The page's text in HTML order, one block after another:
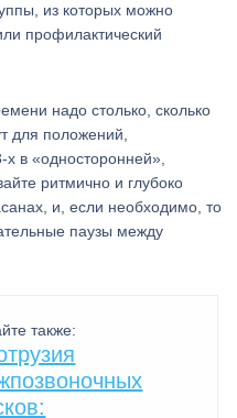
из которых можно
профилактический
надо столько, сколько
для положений,
в «односторонней»,
ритмично и глубоко
и, если необходимо, то
паузы между
также: